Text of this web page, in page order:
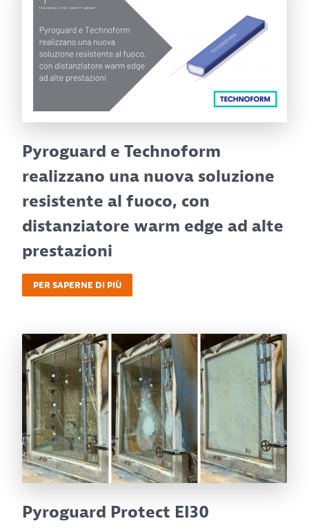
Pyroguard e Technoform
realizzano una nuova soluzione
resistente al fuoco, con
distanziatore warm edge ad alte
prestazioni
PER SAPERNE DI PIÙ
Pyroguard Protect EI30